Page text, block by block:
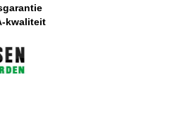
kwaliteit